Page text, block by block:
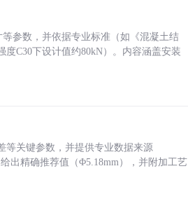
参数，并依据专业标准（如《混凝土结
C30下设计值约80kN）。内容涵盖安装
等关键参数，并提供专业数据来源
出精确推荐值（Φ5.18mm），并附加工艺